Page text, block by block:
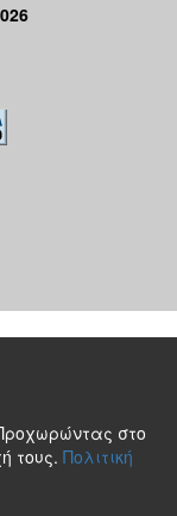
στο
τους. Πολιτική